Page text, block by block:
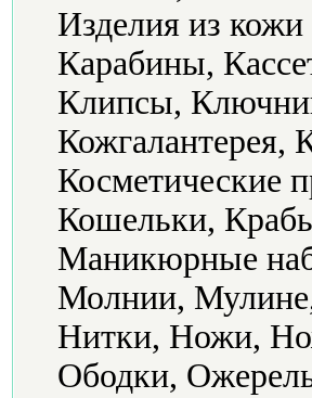
Изделия из
Карабины,
Клипсы,
Кожгалантерея,
Косметические
Кошельки,
Маникюрные
Молнии,
Нитки, Ножи,
Ободки,